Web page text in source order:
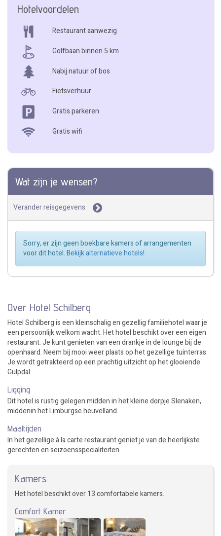
Hotelvoordelen
Restaurant aanwezig
Golfbaan binnen 5 km
Nabij natuur of bos
Fietsverhuur
Gratis parkeren
Gratis wifi
Wat zijn je wensen?
Verander reisgegevens
Sorry, er zijn geen boekbare kamers of arrangementen
voor dit hotel.Bekijk alternatieve hotels!
Over Hotel Schilberg
Hotel Schilberg is een kleinschalig en gezellig familiehotel waar je
een persoonlijk welkom wacht. Het hotel beschikt over een eigen
restaurant. Je kunt genieten van een drankje in de lounge bij de
openhaard. Neem bij mooi weer plaats op het gezellige tuinterras.
Je wordt getrakteerd op een prachtig uitzicht op het glooiende
Gulpdal.
Ligging
Dit hotel is rustig gelegen midden in het kleine dorpje Slenaken,
middenin het Limburgse heuvelland.
Maaltijden
In het gezellige à la carte restaurant geniet je van de heerlijkste
gerechten en seizoensspecialiteiten.
Kamers
Het hotel beschikt over 13 comfortabele kamers.
Comfort Kamer